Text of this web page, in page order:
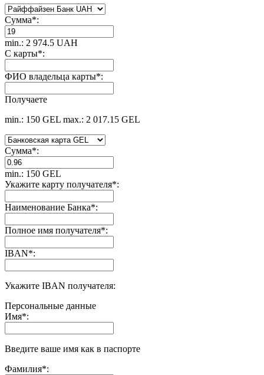
Сумма*:
min.: 2 974.5 UAH
С карты*:
ФИО владельца карты*:
Получаете
min.: 150 GEL max.: 2 017.15 GEL
Сумма*:
min.: 150 GEL
Укажите карту получателя*:
Наименование Банка*:
Полное имя получателя*:
IBAN*:
Укажите IBAN получателя:
Персональные данные
Имя*:
Введите ваше имя как в паспорте
Фамилия*: